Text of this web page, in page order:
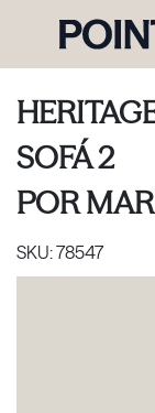
SOFÁ 2
POR
SKU:78547